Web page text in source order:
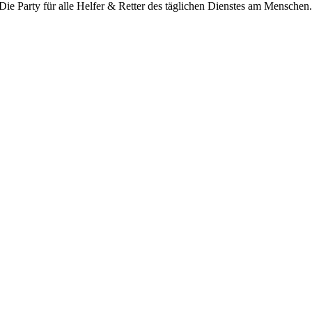
Party für alle Helfer & Retter des täglichen Dienstes am Menschen.